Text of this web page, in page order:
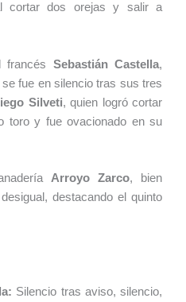
cortar dos orejas y salir a
francés Sebastián Castella,
fue en silencio tras sus tres
Silveti, quien logró cortar
toro y fue ovacionado en su
Arroyo Zarco, bien
destacando el quinto
Silencio tras aviso, silencio,